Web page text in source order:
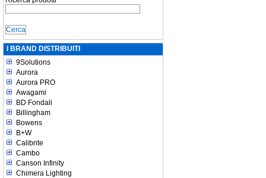
I BRAND DISTRIBUITI
9Solutions
Aurora
Aurora PRO
Awagami
BD Fondali
Billingham
Bowens
B+W
Calibrite
Cambo
Canson Infinity
Chimera Lighting